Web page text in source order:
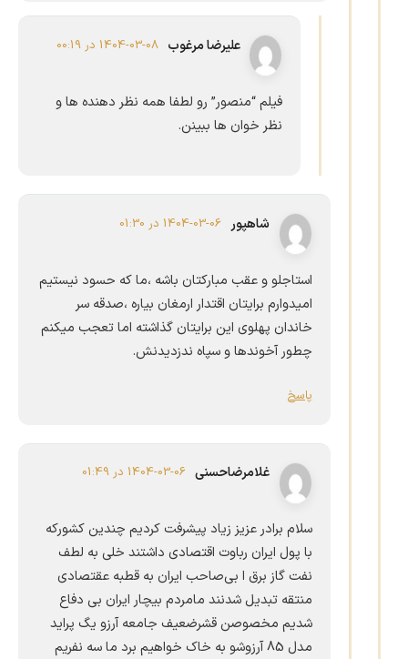
علیرضا مرغوب 1404-03-08 در 00:19
فیلم “منصور” رو لطفا همه نظر دهنده ها و
نظر خوان ها ببینن.
شاهپور 1404-03-06 در 01:30
استاجلو و عقب مبارکتان باشه ،ما که حسود نیستیم
امیدوارم برایتان اقتدار ارمغان بیاره ،صدقه سر
خاندان پهلوی این برایتان گذاشته اما تعجب میکنم
چطور آخوندها و سپاه ندزدیدنش.
پاسخ
غلامرضاحسنی 1404-03-06 در 01:49
سلام برادر عزیز زیاد پیشرفت کردیم چندین کشورکه
با پول ایران رباوت اقتصادی داشتند خلی به لطف
نفت گاز برق ا بی‌صاحب ایران به قطبه عقتصادی
منتقه تبدیل شدنند مامردم بیچار ایران بی دفاع
شدیم مخصوصن قشرضعیف جامعه آرزو یگ پراید
مدل 85 آرزوشو به خاک خواهیم برد ما سه نفریم